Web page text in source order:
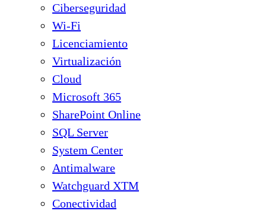
Ciberseguridad
Wi-Fi
Licenciamiento
Virtualización
Cloud
Microsoft 365
SharePoint Online
SQL Server
System Center
Antimalware
Watchguard XTM
Conectividad